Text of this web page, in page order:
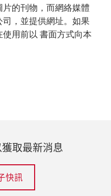
的刊物，而網絡媒體
，並提供網址。如果
用前以 書面方式向本
取最新消息
快訊